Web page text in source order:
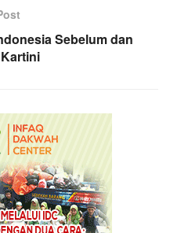
Sebelum dan